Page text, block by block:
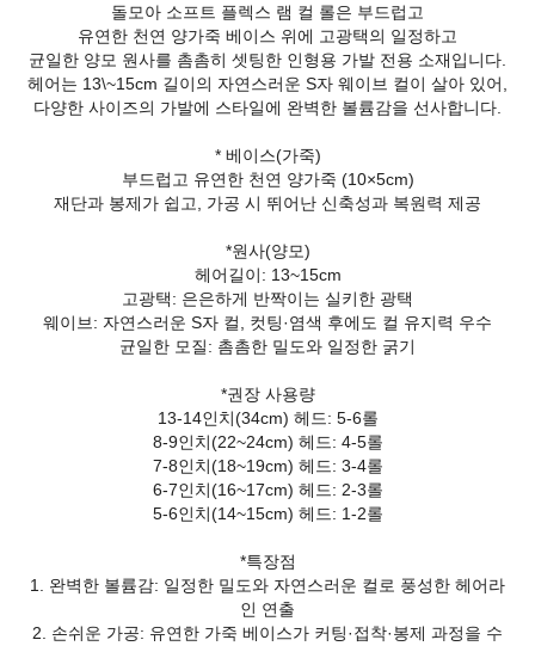
돌모아 소프트 플렉스 램 컬 롤은 부드럽고
유연한 천연 양가죽 베이스 위에 고광택의 일정하고
균일한 양모 원사를 촘촘히 셋팅한 인형용 가발 전용 소재입니다.
헤어는 13\~15cm 길이의 자연스러운 S자 웨이브 컬이 살아 있어,
다양한 사이즈의 가발에 스타일에 완벽한 볼륨감을 선사합니다.
* 베이스(가죽)
부드럽고 유연한 천연 양가죽 (10×5cm)
재단과 봉제가 쉽고, 가공 시 뛰어난 신축성과 복원력 제공
*원사(양모)
헤어길이: 13~15cm
고광택: 은은하게 반짝이는 실키한 광택
웨이브: 자연스러운 S자 컬, 컷팅·염색 후에도 컬 유지력 우수
균일한 모질: 촘촘한 밀도와 일정한 굵기
*권장 사용량
13-14인치(34cm) 헤드: 5-6롤
8-9인치(22~24cm) 헤드: 4-5롤
7-8인치(18~19cm) 헤드: 3-4롤
6-7인치(16~17cm) 헤드: 2-3롤
5-6인치(14~15cm) 헤드: 1-2롤
*특장점
1. 완벽한 볼륨감: 일정한 밀도와 자연스러운 컬로 풍성한 헤어라
인 연출
2. 손쉬운 가공: 유연한 가죽 베이스가 커팅·접착·봉제 과정을 수